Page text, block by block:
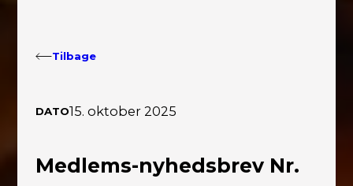
Tilbage
DATO15. oktober 2025
Medlems-nyhedsbrev Nr.